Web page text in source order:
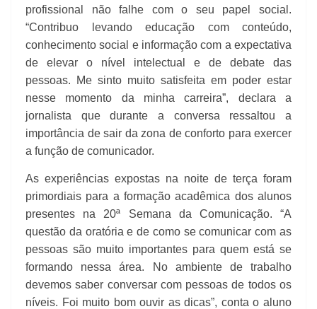
profissional não falhe com o seu papel social.
“Contribuo levando educação com conteúdo,
conhecimento social e informação com a expectativa
de elevar o nível intelectual e de debate das
pessoas. Me sinto muito satisfeita em poder estar
nesse momento da minha carreira”, declara a
jornalista que durante a conversa ressaltou a
importância de sair da zona de conforto para exercer
a função de comunicador.
As experiências expostas na noite de terça foram
primordiais para a formação acadêmica dos alunos
presentes na 20ª Semana da Comunicação. “A
questão da oratória e de como se comunicar com as
pessoas são muito importantes para quem está se
formando nessa área. No ambiente de trabalho
devemos saber conversar com pessoas de todos os
níveis. Foi muito bom ouvir as dicas”, conta o aluno